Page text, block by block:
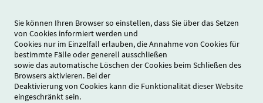
Sie können Ihren Browser so einstellen, dass Sie über das Setzen
von Cookies informiert werden und
Cookies nur im Einzelfall erlauben, die Annahme von Cookies für
bestimmte Fälle oder generell ausschließen
sowie das automatische Löschen der Cookies beim Schließen des
Browsers aktivieren. Bei der
Deaktivierung von Cookies kann die Funktionalität dieser Website
eingeschränkt sein.